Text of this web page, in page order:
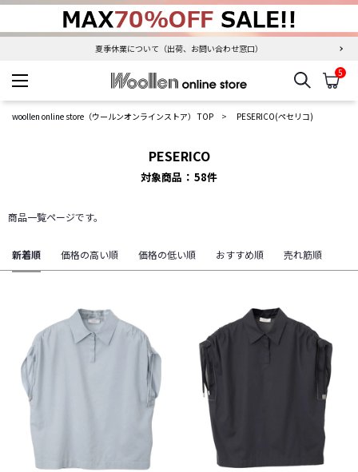
夏季休業について（出荷、お問い合わせ窓口）
woollen online store
検索 カ
5
woollen online store（ウールンオンラインストア） TOP PESERICO(ペセリコ)
PESERICO
対象商品 58件
商品一覧ページです。
新着順 価格の高い順 価格の低い順 おすすめ順 売れ筋順